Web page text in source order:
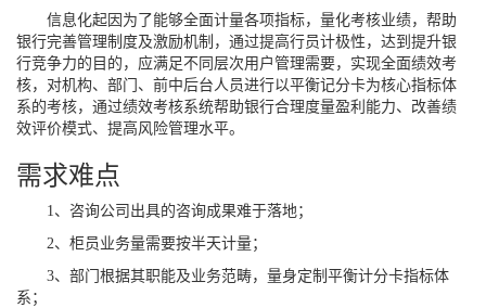
信息化起因为了能够全面计量各项指标，量化考核业绩，帮助
银行完善管理制度及激励机制，通过提高行员计极性，达到提升银
行竞争力的目的，应满足不同层次用户管理需要，实现全面绩效考
核，对机构、部门、前中后台人员进行以平衡记分卡为核心指标体
系的考核，通过绩效考核系统帮助银行合理度量盈利能力、改善绩
效评价模式、提高风险管理水平。
需求难点
1、咨询公司出具的咨询成果难于落地；
2、柜员业务量需要按半天计量；
3、部门根据其职能及业务范畴，量身定制平衡计分卡指标体
系；